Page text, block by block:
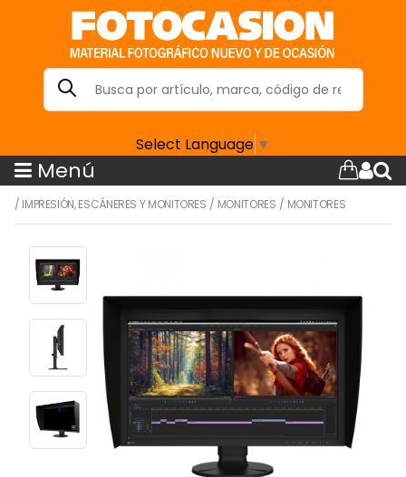
Select Language ▼
Menú
/ IMPRESIÓN, ESCÁNERES Y MONITORES / MONITORES / MONITORES